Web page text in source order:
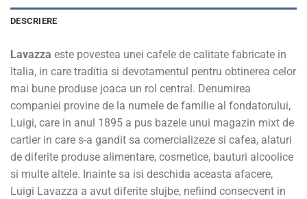
DESCRIERE
Lavazza este povestea unei cafele de calitate fabricate in
Italia, in care traditia si devotamentul pentru obtinerea celor
mai bune produse joaca un rol central. Denumirea
companiei provine de la numele de familie al fondatorului,
Luigi, care in anul 1895 a pus bazele unui magazin mixt de
cartier in care s-a gandit sa comercializeze si cafea, alaturi
de diferite produse alimentare, cosmetice, bauturi alcoolice
si multe altele. Inainte sa isi deschida aceasta afacere,
Luigi Lavazza a avut diferite slujbe, nefiind consecvent in